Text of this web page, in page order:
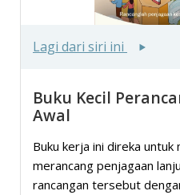
Lagi dari siri ini
Buku Kecil
Awal
Buku kerja ini direka untuk
merancang penjagaan
rancangan tersebut